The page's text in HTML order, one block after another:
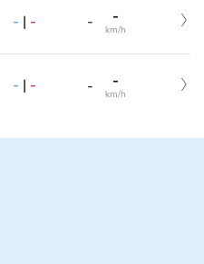
- | - - -
km/h
- | - - -
km/h